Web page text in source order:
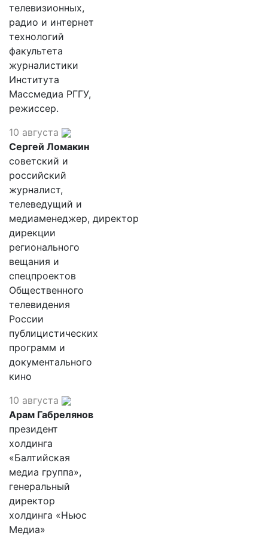
телевизионных,
радио и интернет
технологий
факультета
журналистики
Института
Массмедиа РГГУ,
режиссер.
10 августа
Сергей Ломакин
советский и
российский
журналист,
телеведущий и
медиаменеджер, директор
дирекции
регионального
вещания и
спецпроектов
Общественного
телевидения
России
публицистических
программ и
документального
кино
10 августа
Арам Габрелянов
президент
холдинга
«Балтийская
медиа группа»,
генеральный
директор
холдинга «Ньюс
Медиа»